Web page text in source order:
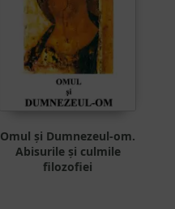
Omul și Dumnezeul-om.
Abisurile și culmile
filozofiei